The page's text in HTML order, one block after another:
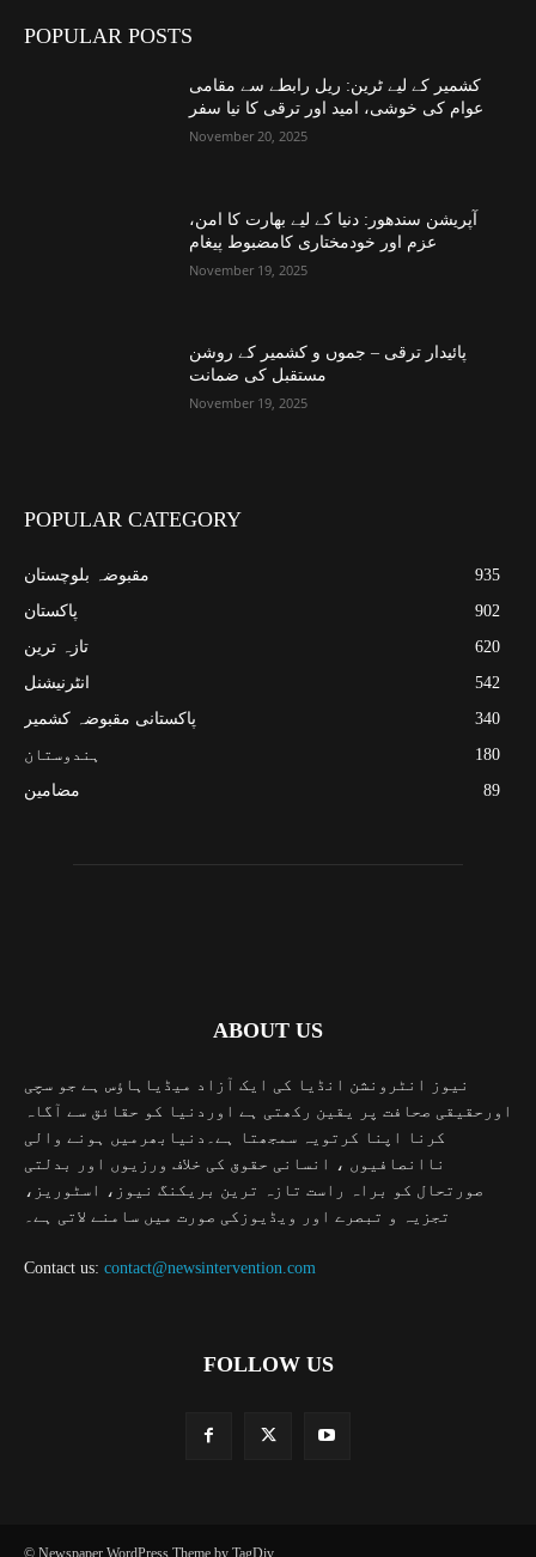
POPULAR POSTS
کشمیر کے لیے ٹرین: ریل رابطے سے مقامی
عوام کی خوشی، امید اور ترقی کا نیا سفر
November 20, 2025
آپریشن سندھور: دنیا کے لیے بھارت کا امن،
عزم اور خودمختاری کامضبوط پیغام
November 19, 2025
پائیدار ترقی – جموں و کشمیر کے روشن
مستقبل کی ضمانت
November 19, 2025
POPULAR CATEGORY
مقبوضہ بلوچستان
935
پاکستان
902
تازہ ترین
620
انٹرنیشنل
542
پاکستانی مقبوضہ کشمیر
340
ہندوستان
180
مضامین
89
ABOUT US
نیوز انٹرونشن انڈیا کی ایک آزاد میڈیاہاؤس ہے جو سچی
اورحقیقی صحافت پر یقین رکھتی ہے اوردنیا کو حقائق سے آگاہ
کرنا اپنا کرتویہ سمجھتا ہے۔دنیابھرمیں ہونے والی
ناانصافیوں ، انسانی حقوق کی خلاف ورزیوں اور بدلتی
صورتحال کو براہ راست تازہ ترین بریکنگ نیوز، اسٹوریز،
تجزیہ و تبصرے اور ویڈیوزکی صورت میں سامنے لاتی ہے۔
Contact us: contact@newsintervention.com
FOLLOW US
© Newspaper WordPress Theme by TagDiv